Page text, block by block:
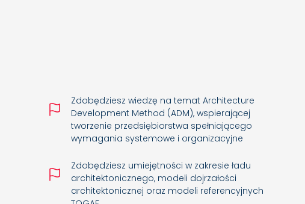
Zdobędziesz wiedzę na temat Architecture
Development Method (ADM), wspierającej
tworzenie przedsiębiorstwa spełniającego
wymagania systemowe i organizacyjne
Zdobędziesz umiejętności w zakresie ładu
architektonicznego, modeli dojrzałości
architektonicznej oraz modeli referencyjnych